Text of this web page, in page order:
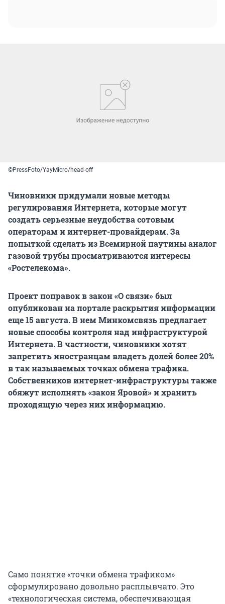
©PressFoto/YayMicro/head-off
Чиновники придумали новые методы
регулирования Интернета, которые могут
создать серьезные неудобства сотовым
операторам и интернет-провайдерам. За
попыткой сделать из Всемирной паутины аналог
газовой трубы просматриваются интересы
«Ростелекома».
Проект поправок в закон «О связи» был
опубликован на портале раскрытия информации
еще 15 августа. В нем Минкомсвязь предлагает
новые способы контроля над инфраструктурой
Интернета. В частности, чиновники хотят
запретить иностранцам владеть долей более 20%
в так называемых точках обмена трафика.
Собственников интернет-инфраструктуры также
обяжут исполнять «закон Яровой» и хранить
проходящую через них информацию.
Само понятие «точки обмена трафиком»
сформулировано довольно расплывчато. Это
«технологическая система, обеспечивающая